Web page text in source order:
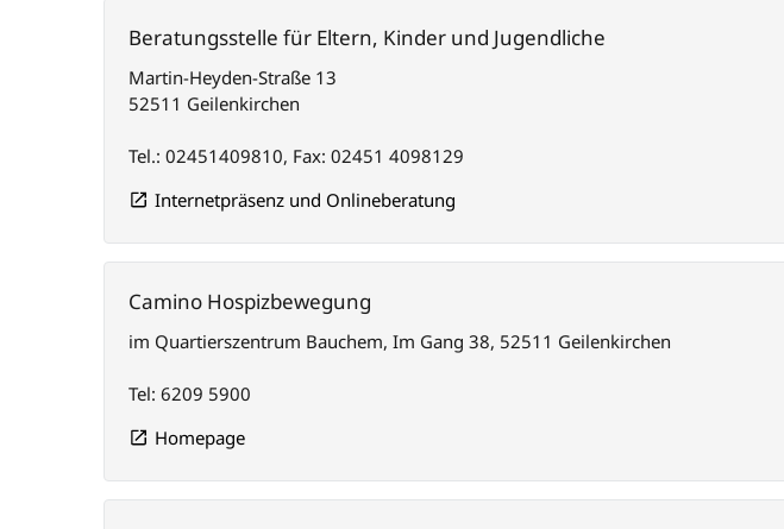
Beratungsstelle für Eltern, Kinder und Jugendliche
Martin-Heyden-Straße 13
52511 Geilenkirchen
Tel.: 02451409810, Fax: 02451 4098129
Internetpräsenz und Onlineberatung
Camino Hospizbewegung
im Quartierszentrum Bauchem, Im Gang 38, 52511 Geilenkirchen
Tel: 6209 5900
Homepage